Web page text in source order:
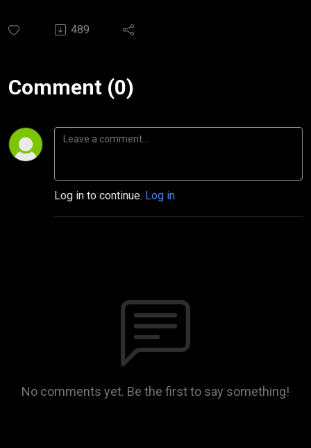
489
Comment (0)
Log in to continue. Log in
No comments yet. Be the first to say something!